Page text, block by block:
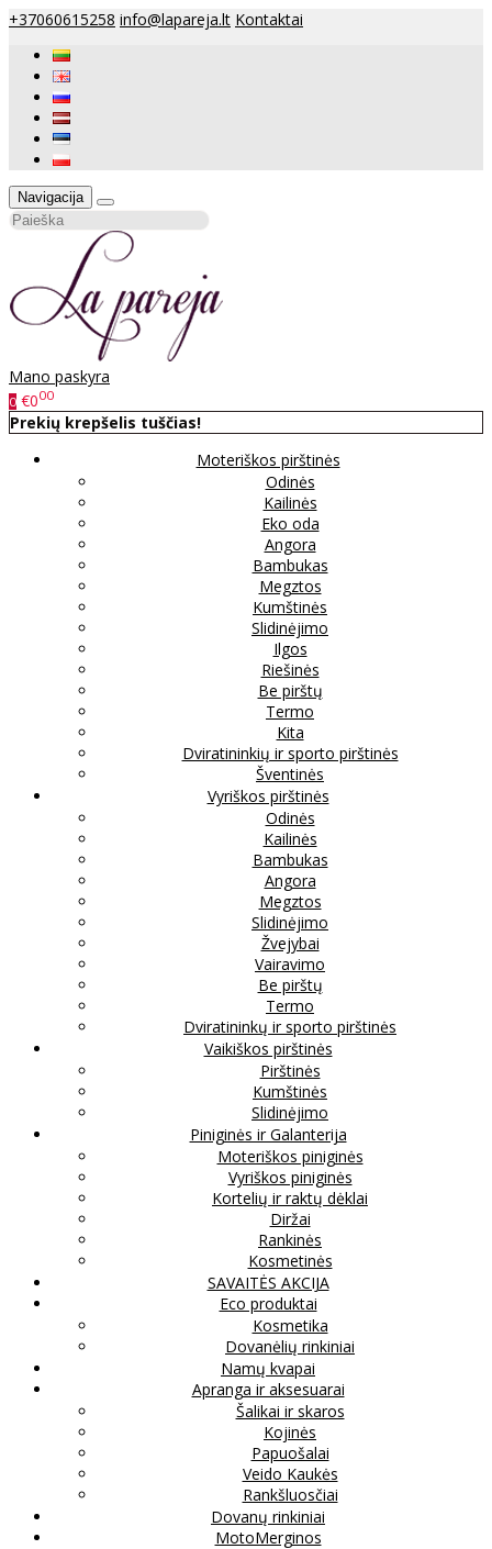
+37060615258 info@lapareja.lt Kontaktai
Navigacija
Mano paskyra
0 €000
Prekių krepšelis tuščias!
Moteriškos pirštinės
Odinės
Kailinės
Eko oda
Angora
Bambukas
Megztos
Kumštinės
Slidinėjimo
Ilgos
Riešinės
Be pirštų
Termo
Kita
Dviratininkių ir sporto pirštinės
Šventinės
Vyriškos pirštinės
Odinės
Kailinės
Bambukas
Angora
Megztos
Slidinėjimo
Žvejybai
Vairavimo
Be pirštų
Termo
Dviratininkų ir sporto pirštinės
Vaikiškos pirštinės
Pirštinės
Kumštinės
Slidinėjimo
Piniginės ir Galanterija
Moteriškos piniginės
Vyriškos piniginės
Kortelių ir raktų dėklai
Diržai
Rankinės
Kosmetinės
SAVAITĖS AKCIJA
Eco produktai
Kosmetika
Dovanėlių rinkiniai
Namų kvapai
Apranga ir aksesuarai
Šalikai ir skaros
Kojinės
Papuošalai
Veido Kaukės
Rankšluosčiai
Dovanų rinkiniai
MotoMerginos